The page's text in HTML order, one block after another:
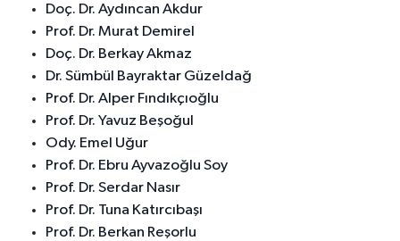
Doç. Dr. Aydıncan Akdur
Prof. Dr. Murat Demirel
Doç. Dr. Berkay Akmaz
Dr. Sümbül Bayraktar Güzeldağ
Prof. Dr. Alper Fındıkçıoğlu
Prof. Dr. Yavuz Beşoğul
Ody. Emel Uğur
Prof. Dr. Ebru Ayvazoğlu Soy
Prof. Dr. Serdar Nasır
Prof. Dr. Tuna Katırcıbaşı
Prof. Dr. Berkan Reşorlu